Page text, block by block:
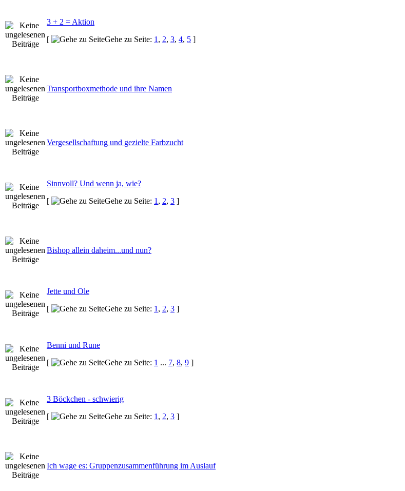
3 + 2 = Aktion
[
Gehe zu Seite: 1 , 2, 3, 4, 5 ]
Transportboxmethode und ihre Namen
Vergesellschaftung und gezielte Farbzucht
Sinnvoll? Und wenn ja, wie?
[
Gehe zu Seite: 1 , 2, 3 ]
Bishop allein daheim...und nun?
Jette und Ole
[
Gehe zu Seite: 1 , 2, 3 ]
Benni und Rune
[
Gehe zu Seite: 1 ... 7, 8, 9 ]
3 Böckchen - schwierig
[
Gehe zu Seite: 1 , 2, 3 ]
Ich wage es: Gruppenzusammenführung im Auslauf